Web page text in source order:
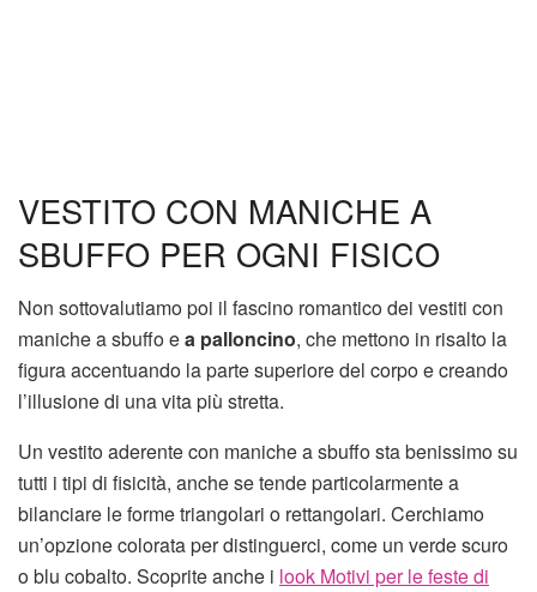
VESTITO CON MANICHE A
SBUFFO PER OGNI FISICO
Non sottovalutiamo poi il fascino romantico dei vestiti con
maniche a sbuffo ea palloncino, che mettono in risalto la
figura accentuando la parte superiore del corpo e creando
l’illusione di una vita più stretta.
Un vestito aderente con maniche a sbuffo sta benissimo su
tutti i tipi di fisicità, anche se tende particolarmente a
bilanciare le forme triangolari o rettangolari. Cerchiamo
un’opzione colorata per distinguerci, come un verde scuro
o blu cobalto. Scoprite anche i look Motivi per le feste di